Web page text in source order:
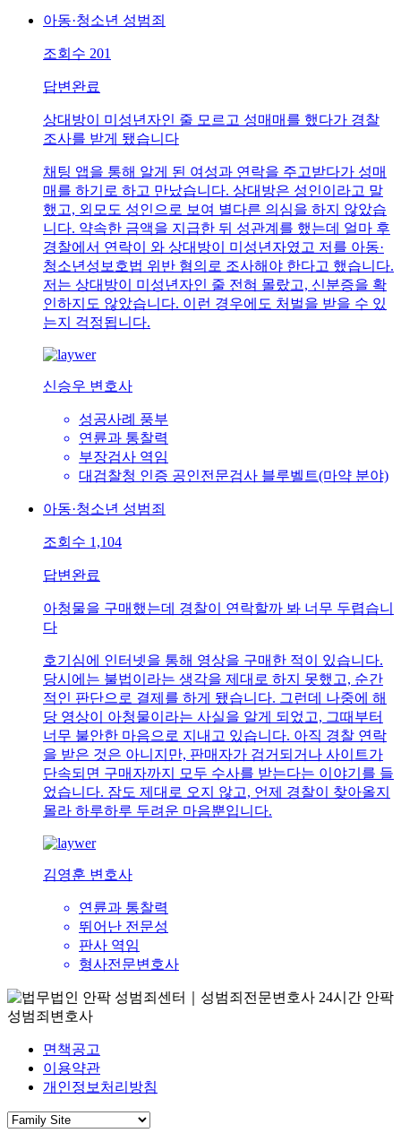
아동·청소년 성범죄
조회수 201
답변완료
상대방이 미성년자인 줄 모르고 성매매를 했다가 경찰
조사를 받게 됐습니다
채팅 앱을 통해 알게 된 여성과 연락을 주고받다가 성매
매를 하기로 하고 만났습니다. 상대방은 성인이라고 말
했고, 외모도 성인으로 보여 별다른 의심을 하지 않았습
니다. 약속한 금액을 지급한 뒤 성관계를 했는데 얼마 후
경찰에서 연락이 와 상대방이 미성년자였고 저를 아동·
청소년성보호법 위반 혐의로 조사해야 한다고 했습니다.
저는 상대방이 미성년자인 줄 전혀 몰랐고, 신분증을 확
인하지도 않았습니다. 이런 경우에도 처벌을 받을 수 있
는지 걱정됩니다.
신승우 변호사
성공사례 풍부
연륜과 통찰력
부장검사 역임
대검찰청 인증 공인전문검사 블루벨트(마약 분야)
아동·청소년 성범죄
조회수 1,104
답변완료
아청물을 구매했는데 경찰이 연락할까 봐 너무 두렵습니
다
호기심에 인터넷을 통해 영상을 구매한 적이 있습니다.
당시에는 불법이라는 생각을 제대로 하지 못했고, 순간
적인 판단으로 결제를 하게 됐습니다. 그런데 나중에 해
당 영상이 아청물이라는 사실을 알게 되었고, 그때부터
너무 불안한 마음으로 지내고 있습니다. 아직 경찰 연락
을 받은 것은 아니지만, 판매자가 검거되거나 사이트가
단속되면 구매자까지 모두 수사를 받는다는 이야기를 들
었습니다. 잠도 제대로 오지 않고, 언제 경찰이 찾아올지
몰라 하루하루 두려운 마음뿐입니다.
김영훈 변호사
연륜과 통찰력
뛰어난 전문성
판사 역임
형사전문변호사
면책공고
이용약관
개인정보처리방침